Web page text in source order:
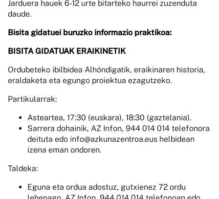
Jarduera hauek 6-12 urte bitarteko haurrei zuzenduta
daude.
Bisita gidatuei buruzko informazio praktikoa:
BISITA GIDATUAK ERAIKINETIK
Ordubeteko ibilbidea Alhóndigatik, eraikinaren historia,
eraldaketa eta egungo proiektua ezagutzeko.
Partikularrak:
Asteartea, 17:30 (euskara), 18:30 (gaztelania).
Sarrera dohainik, AZ Infon, 944 014 014 telefonora
deituta edo info@azkunazentroa.eus helbidean
izena eman ondoren.
Taldeka:
Eguna eta ordua adostuz, gutxienez 72 ordu